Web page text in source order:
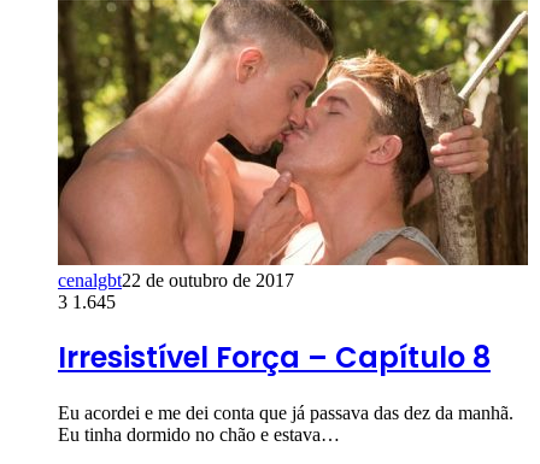
cenalgbt22 de outubro de 2017
3 1.645
Irresistível Força – Capítulo 8
Eu acordei e me dei conta que já passava das dez da manhã.
Eu tinha dormido no chão e estava…